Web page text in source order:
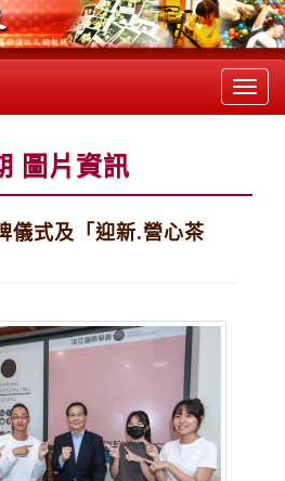
圖片資訊
儀式及「迎新.營心茶